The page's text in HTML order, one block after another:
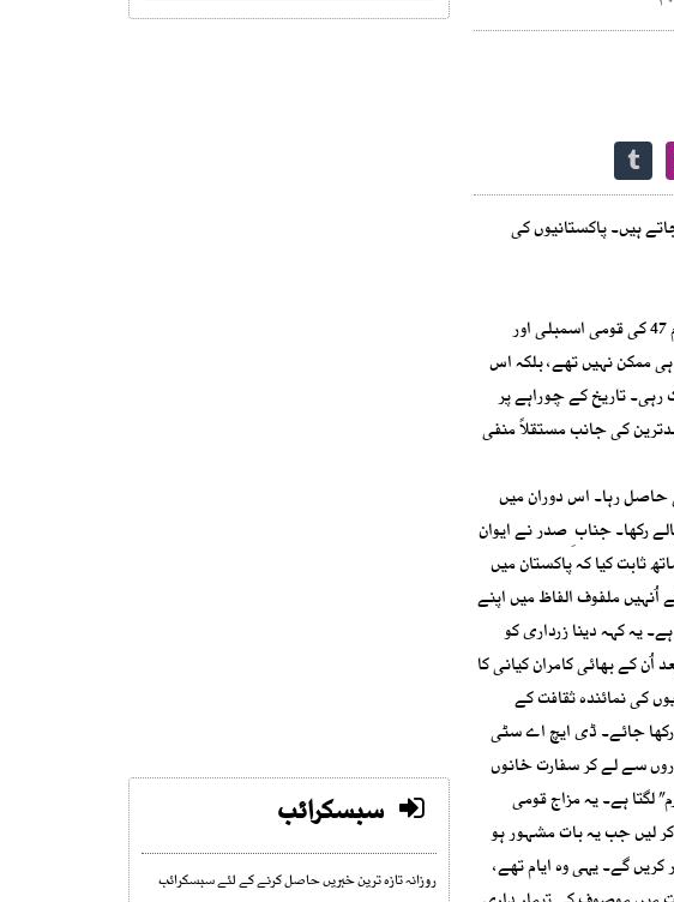
ہیں۔ پاکستانیوں کی
ہمیں ایسے الفاظ سننے کو نہیں ملتے۔ امریکا میں جو احمق بن کر صدر منتخب کرتے ہیں، یہاں وہ فارم 47 رکھ کر کرتے ہیں۔ فارم 47 کی قومی اسمبلی اور
ممکن نہیں تھے، بلکہ اس
تاریخ کے چوراہے پر
کی جانب مستقلاً منفی
کے قُدُومِ مَیمَنَتْ لُزُوم کو ایوان صدر میں نہیں دیکھ رہے۔ یہ شرف 2008 سے 2013 تک بھی حاصل رہا۔ اس دوران میں
رکھا۔ جناب ِ صدر نے ایوان
کیا کہ پاکستان میں
ملفوف الفاظ میں اپنے
یہ کہہ دینا زرداری کو
کے بھائی کامران کیانی کا
کی نمائندہ ثقافت کے
جائے۔ ڈی ایچ اے سٹی
سے لے کر سفارت خانوں
ہے۔ یہ مزاج قومی
کر لیں جب یہ بات مشہور ہو
گے۔ یہی وہ ایام تھے،
سبسکرائب
روزانہ تازہ ترین خبریں حاصل کرنے کے لئے سبسکرائب